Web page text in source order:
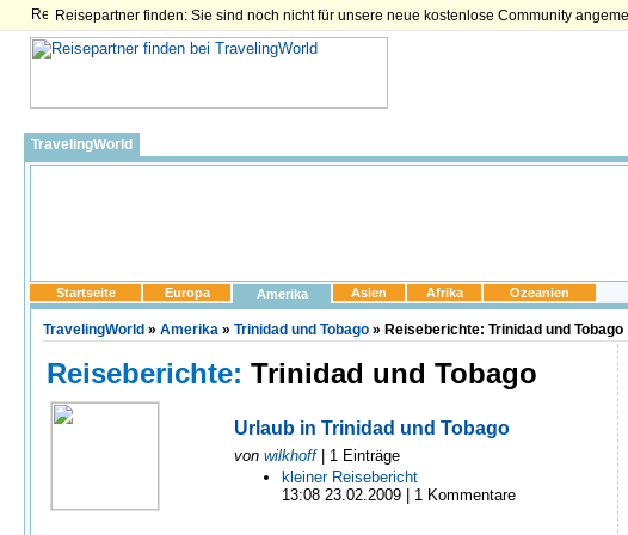
Reisepartner finden: Sie sind noch nicht für unsere neue kostenlose Community
TravelingWorld
Startseite Europa Amerika Asien Afrika Ozeanien
TravelingWorld » Amerika » Trinidad und Tobago » Reiseberichte: Trinidad und Tobago
Reiseberichte: Trinidad und Tobago
Urlaub in Trinidad und Tobago
von wilkhoff| 1 Einträge
kleiner Reisebericht
13:08 23.02.2009 | 1 Kommentare